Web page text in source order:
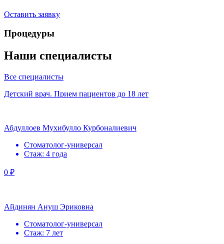
Оставить заявку
Процедуры
Наши специалисты
Все специалисты
Детский врач. Прием пациентов до 18 лет
Абдуллоев Мухибулло Курбоналиевич
Стоматолог-универсал
Стаж: 4 года
0 ₽
Айдинян Ануш Эриковна
Стоматолог-универсал
Стаж: 7 лет